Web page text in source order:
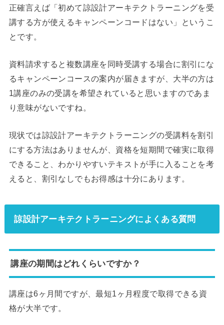
正確言えば「初めて諒設計アーキテクトラーニングを受
講する方が使えるキャンペーンコードはない」というこ
とです。
資料請求すると複数講座を同時受講する場合に割引にな
るキャンペーンコースの案内が届きますが、大半の方は
1講座のみの受講を希望されていると思いますのであま
り意味がないですね。
現状では諒設計アーキテクトラーニングの受講料を割引
にする方法はありませんが、資格を短期間で確実に取得
できること、わかりやすいテキストが手に入ることを考
えると、割引なしでもお得感は十分にあります。
諒設計アーキテクトラーニングによくある質問
講座の期間はどれくらいですか？
講座は6ヶ月間ですが、最短1ヶ月程度で取得できる資
格が大半です。